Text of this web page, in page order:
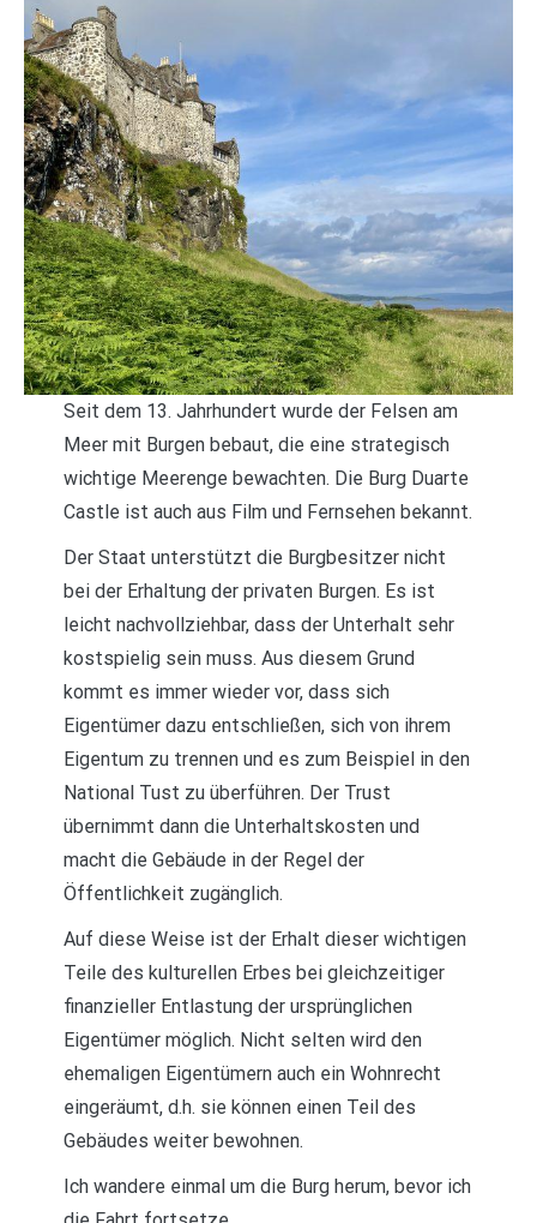
Seit dem 13. Jahrhundert wurde der Felsen am
Meer mit Burgen bebaut, die eine strategisch
wichtige Meerenge bewachten. Die Burg Duarte
Castle ist auch aus Film und Fernsehen bekannt.
Der Staat unterstützt die Burgbesitzer nicht
bei der Erhaltung der privaten Burgen. Es ist
leicht nachvollziehbar, dass der Unterhalt sehr
kostspielig sein muss. Aus diesem Grund
kommt es immer wieder vor, dass sich
Eigentümer dazu entschließen, sich von ihrem
Eigentum zu trennen und es zum Beispiel in den
National Tust zu überführen. Der Trust
übernimmt dann die Unterhaltskosten und
macht die Gebäude in der Regel der
Öffentlichkeit zugänglich.
Auf diese Weise ist der Erhalt dieser wichtigen
Teile des kulturellen Erbes bei gleichzeitiger
finanzieller Entlastung der ursprünglichen
Eigentümer möglich. Nicht selten wird den
ehemaligen Eigentümern auch ein Wohnrecht
eingeräumt, d.h. sie können einen Teil des
Gebäudes weiter bewohnen.
Ich wandere einmal um die Burg herum, bevor ich